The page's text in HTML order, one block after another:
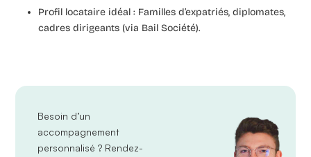
Profil locataire idéal : Familles d’expatriés, diplomates,
cadres dirigeants (via Bail Société).
Besoin d’un
accompagnement
personnalisé ? Rendez-